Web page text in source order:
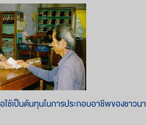
ช้เป็นต้นทุนในการประกอบอาชีพของชาวนา